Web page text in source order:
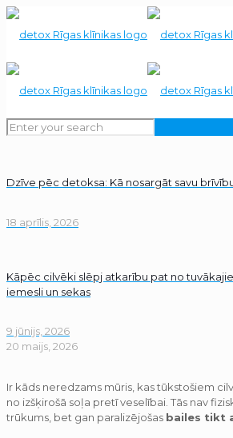
Dzīve pēc detoksa: Kā nosargāt savu
18 aprīlis, 2026
Kāpēc cilvēki slēpj atkarību pat no
iemesli un sekas
9 jūnijs, 2026
20 maijs, 2026
Ir kāds neredzams mūris, kas tūkstošiem
no izšķirošā soļa pretī veselībai. Tās nav
trūkums, bet gan paralizējošas bailes tikt